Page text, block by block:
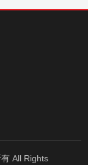
All Rights